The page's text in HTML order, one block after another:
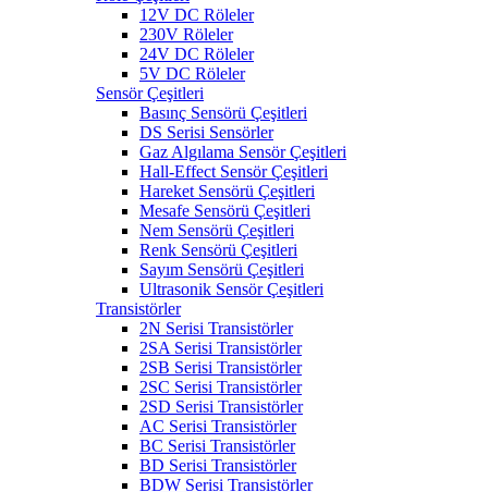
12V DC Röleler
230V Röleler
24V DC Röleler
5V DC Röleler
Sensör Çeşitleri
Basınç Sensörü Çeşitleri
DS Serisi Sensörler
Gaz Algılama Sensör Çeşitleri
Hall-Effect Sensör Çeşitleri
Hareket Sensörü Çeşitleri
Mesafe Sensörü Çeşitleri
Nem Sensörü Çeşitleri
Renk Sensörü Çeşitleri
Sayım Sensörü Çeşitleri
Ultrasonik Sensör Çeşitleri
Transistörler
2N Serisi Transistörler
2SA Serisi Transistörler
2SB Serisi Transistörler
2SC Serisi Transistörler
2SD Serisi Transistörler
AC Serisi Transistörler
BC Serisi Transistörler
BD Serisi Transistörler
BDW Serisi Transistörler